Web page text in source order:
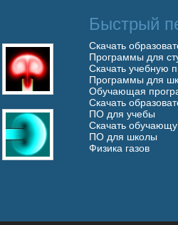
Быстрый
Скачать
Программы для
Скачать учебную
Программы для
Обучающая
Скачать
ПО для учебы
Скачать
ПО для школы
Физика газов